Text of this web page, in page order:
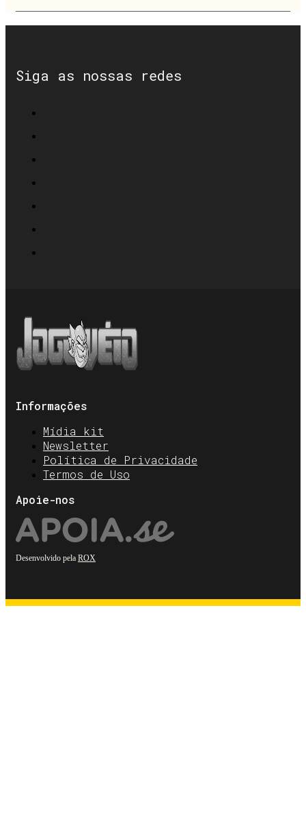
Siga as nossas redes
Informações
Mídia kit
Newsletter
Política de Privacidade
Termos de Uso
Apoie-nos
Desenvolvido pela ROX